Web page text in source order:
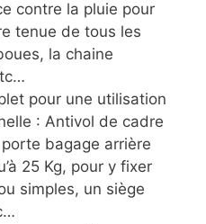
contre la pluie pour
tenue de tous les
la chaine
pour une utilisation
: Antivol de cadre
bagage arrière
25 Kg, pour y fixer
simples, un siège